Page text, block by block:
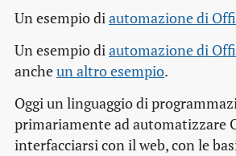
Un esempio diautomazione di
Un esempio diautomazione di
ancheun altro esempio.
Oggi un linguaggio di
primariamente ad automatizzare
interfacciarsi con il web, con le